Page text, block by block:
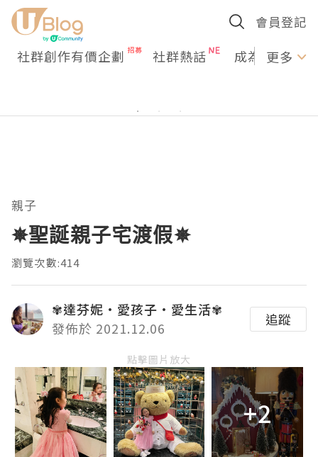
會員登記
社群創作有價企劃 社群熱話 成為U更多
親子
✵聖誕親子宅渡假✵
瀏覽次數:414
✾達芬妮•愛孩子•愛生活✾
發佈於 2021.12.06
追蹤
點擊圖片放大
+2